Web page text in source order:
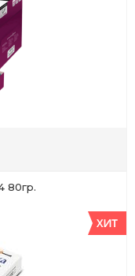
80гр.